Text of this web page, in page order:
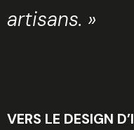
artisans. »
VERS LE DESIGN